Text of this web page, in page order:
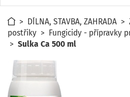
> DÍLNA, STAVBA, ZAHRADA >
postřiky > Fungicidy - přípravky
> Sulka Ca 500 ml